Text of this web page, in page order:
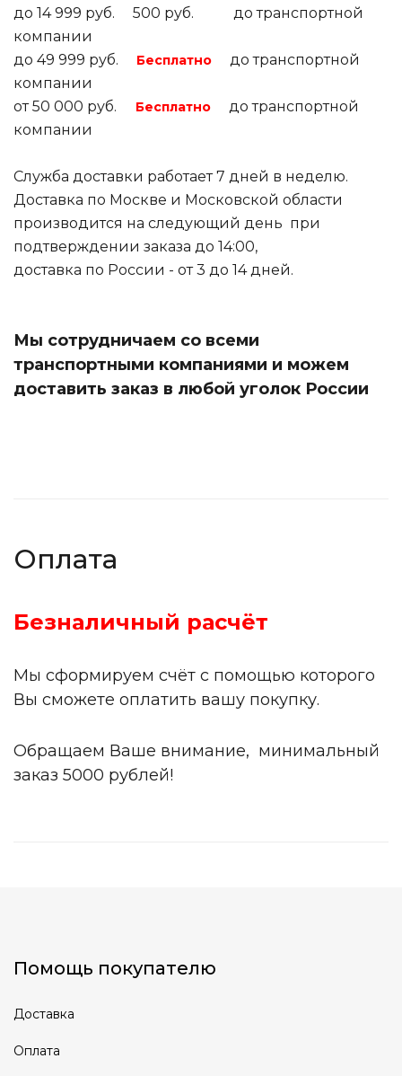
до 14 999 руб. 500 руб. до транспортной
компании
до 49 999 руб.
Бесплатно
до транспортной
компании
от 50 000 руб.
Бесплатно
до транспортной
компании
Служба доставки работает 7 дней в неделю.
Доставка по Москве и Московской области
производится на следующий день при
подтверждении заказа до 14:00,
доставка по России - от 3 до 14 дней.
Мы сотрудничаем со всеми
транспортными компаниями и можем
доставить заказ в любой уголок России
Оплата
Безналичный расчёт
Мы сформируем счёт с помощью которого
Вы сможете оплатить вашу покупку.
Обращаем Ваше внимание, минимальный
заказ 5000 рублей!
Помощь покупателю
Доставка
Оплата